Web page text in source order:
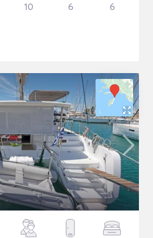
10 6 6